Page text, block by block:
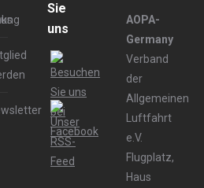
Sie
uns
AOPA-
Germany
Verband
der
Allgemeinen
Luftfahrt
e.V.
Flugplatz,
Haus